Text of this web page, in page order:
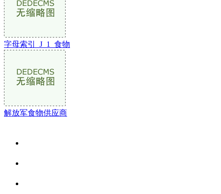
字母索引_J_1_食物
解放军食物供应商